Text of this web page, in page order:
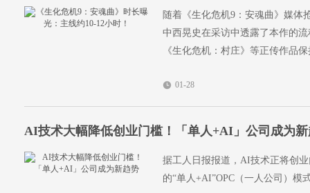
随着《生化危机9：安魂曲》媒体
中西晃史在采访中透露了本作的
《生化危机：村庄》等正传作品
01-28
AI技术大幅降低创业门槛！「单人+AI」公司成为
据工人日报报道，AI技术正将创
的“单人+AI”OPC（一人公司）模